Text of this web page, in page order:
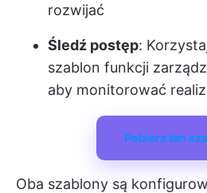
rozwijać
Śledź postęp:
szablon funkcji
aby monitorować
Pobierz ten
Oba szablony są